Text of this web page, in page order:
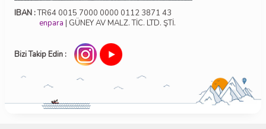
IBAN :TR64 0015 7000 0000 0112 3871 43
enpara | GÜNEY AV MALZ. TİC. LTD. ŞTİ.
Bizi Takip Edin :